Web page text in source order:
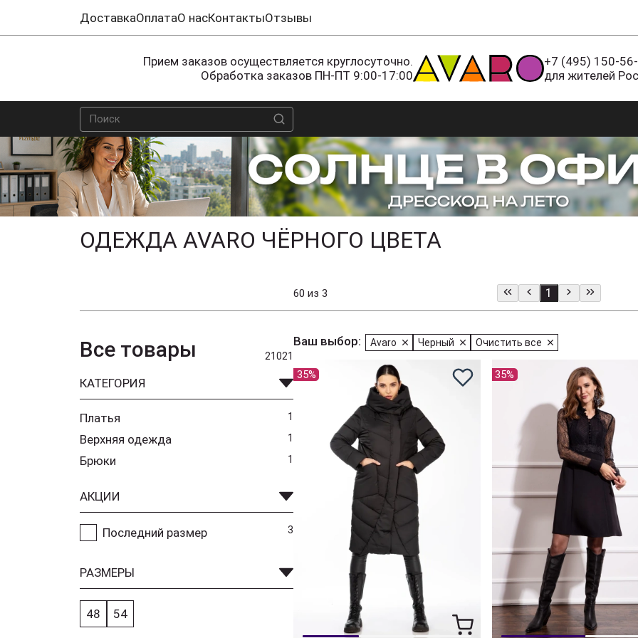
ДоставкаОплатаО насКонтактыОтзывы
Прием заказов осуществляется круглосуточно.
Обработка заказов ПН-ПТ 9:00-17:00
+7 (495) 150-
для жителей
ОДЕЖДА AVARO ЧЁРНОГО ЦВЕТА
60 из 3 1
Все товары 21021
КАТЕГОРИЯ
Платья 1
Верхняя одежда 1
Брюки 1
АКЦИИ
Последний размер 3
РАЗМЕРЫ
48 54
Ваш выбор: Avaro Черный Очистить все
35% 35%